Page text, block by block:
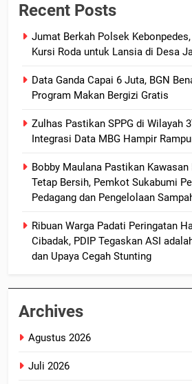
Recent Posts
Jumat Berkah Polsek
Kursi Roda untuk Lansia di Desa
Data Ganda Capai 6 Juta, BGN
Program Makan Bergizi Gratis
Zulhas Pastikan SPPG di Wilayah
Integrasi Data MBG Hampir
Bobby Maulana Pastikan Kawasan
Tetap Bersih, Pemkot Sukabumi
Pedagang dan Pengelolaan
Ribuan Warga Padati Peringatan
Cibadak, PDIP Tegaskan ASI
dan Upaya Cegah Stunting
Archives
Agustus 2026
Juli 2026